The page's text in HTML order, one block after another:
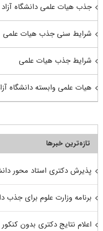
جذب هیات علمی دانشگاه آزاد
شرایط سنی جذب هیات علمی
شرایط جذب هیات علمی
هیات علمی وابسته دانشگاه
تازه‌ترین خبرها
پذیرش دکتری استاد محور
برنامه وزارت علوم برای
اعلام نتایج دکتری بدون کنکور